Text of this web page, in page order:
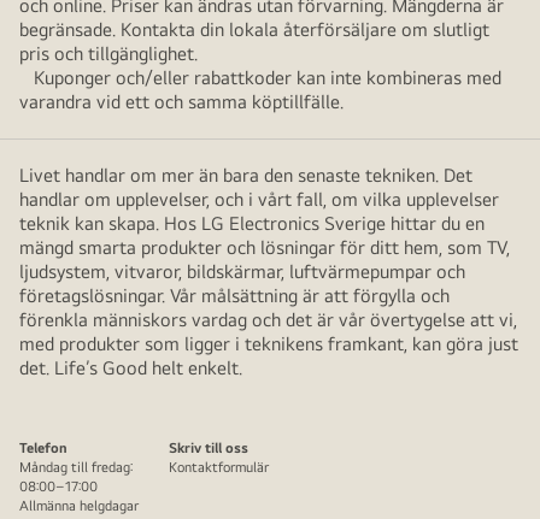
och online. Priser kan ändras utan förvarning. Mängderna är
begränsade. Kontakta din lokala återförsäljare om slutligt
pris och tillgänglighet.
Kuponger och/eller rabattkoder kan inte kombineras med
varandra vid ett och samma köptillfälle.
Livet handlar om mer än bara den senaste tekniken. Det
handlar om upplevelser, och i vårt fall, om vilka upplevelser
teknik kan skapa. Hos LG Electronics Sverige hittar du en
mängd smarta produkter och lösningar för ditt hem, som TV,
ljudsystem, vitvaror, bildskärmar, luftvärmepumpar och
företagslösningar. Vår målsättning är att förgylla och
förenkla människors vardag och det är vår övertygelse att vi,
med produkter som ligger i teknikens framkant, kan göra just
det. Life’s Good helt enkelt.
Telefon
Måndag till fredag:
08:00–17:00
Allmänna helgdagar
Skriv till oss
Kontaktformulär